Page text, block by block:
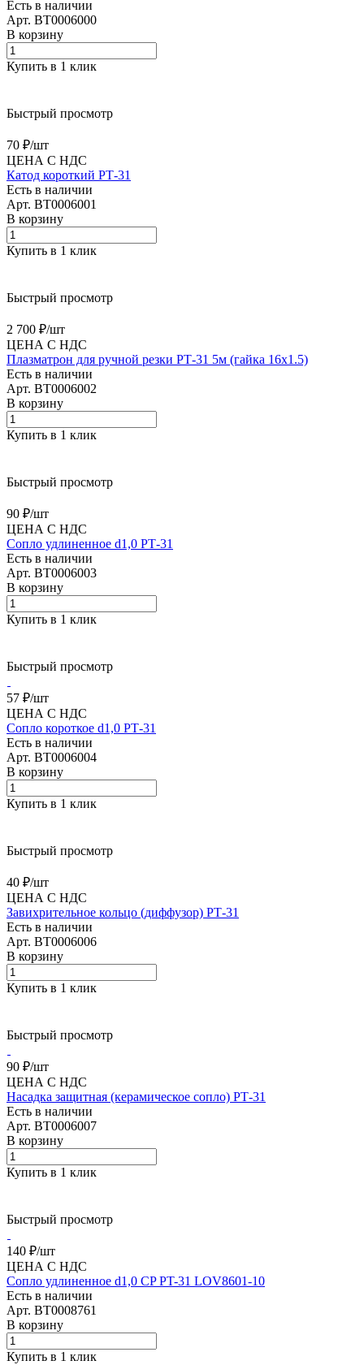
Есть в наличии
Арт. BT0006000
В корзину
Купить в 1 клик
Быстрый просмотр
70 ₽/шт
ЦЕНА С НДС
Катод короткий РТ-31
Есть в наличии
Арт. BT0006001
В корзину
Купить в 1 клик
Быстрый просмотр
2 700 ₽/шт
ЦЕНА С НДС
Плазматрон для ручной резки PТ-31 5м (гайка 16х1.5)
Есть в наличии
Арт. BT0006002
В корзину
Купить в 1 клик
Быстрый просмотр
90 ₽/шт
ЦЕНА С НДС
Сопло удлиненное d1,0 РТ-31
Есть в наличии
Арт. BT0006003
В корзину
Купить в 1 клик
Быстрый просмотр
57 ₽/шт
ЦЕНА С НДС
Сопло короткое d1,0 РТ-31
Есть в наличии
Арт. BT0006004
В корзину
Купить в 1 клик
Быстрый просмотр
40 ₽/шт
ЦЕНА С НДС
Завихрительное кольцо (диффузор) РТ-31
Есть в наличии
Арт. BT0006006
В корзину
Купить в 1 клик
Быстрый просмотр
90 ₽/шт
ЦЕНА С НДС
Насадка защитная (керамическое сопло) РТ-31
Есть в наличии
Арт. BT0006007
В корзину
Купить в 1 клик
Быстрый просмотр
140 ₽/шт
ЦЕНА С НДС
Сопло удлиненное d1,0 CP PT-31 LOV8601-10
Есть в наличии
Арт. BT0008761
В корзину
Купить в 1 клик